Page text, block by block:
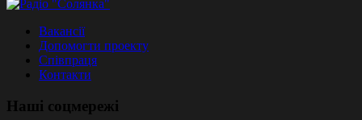
Вакансії
Допомогти проекту
Співпраця
Контакти
Наші соцмережі